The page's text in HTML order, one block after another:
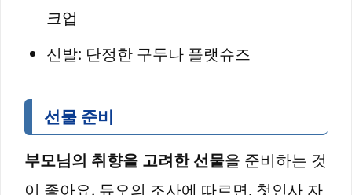
크업
신발: 단정한 구두나 플랫슈즈
선물 준비
부모님의 취향을 고려한 선물을 준비하는 것
이 좋아요. 듀오의 조사에 따르면, 첫인사 자